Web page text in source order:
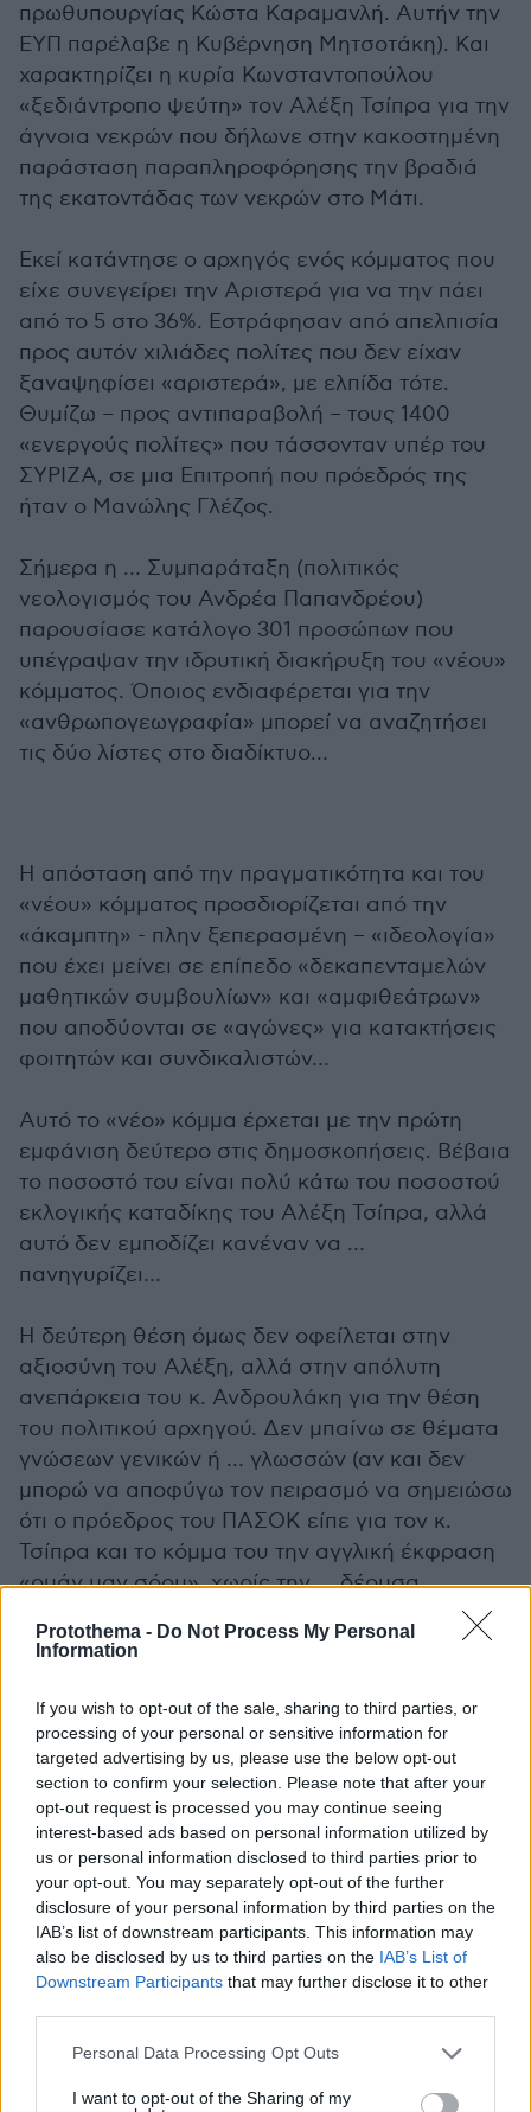
Protothema - Do Not Process My Personal
Information
If you wish to opt-out of the sale, sharing to third parties, or
processing of your personal or sensitive information for
targeted advertising by us, please use the below opt-out
section to confirm your selection. Please note that after your
opt-out request is processed you may continue seeing
interest-based ads based on personal information utilized by
us or personal information disclosed to third parties prior to
your opt-out. You may separately opt-out of the further
disclosure of your personal information by third parties on the
IAB’s list of downstream participants. This information may
also be disclosed by us to third parties on the IAB’s List of
Downstream Participants that may further disclose it to other
Please note that this website/app uses one or more Google
not limited to your visit or usage behaviour. You may click to
Personal Data Processing Opt Outs
I want to opt-out of the Sharing of my
πρωθυπουργίας Κώστα Καραμανλή. Αυτήν την
ΕΥΠ παρέλαβε η Κυβέρνηση Μητσοτάκη). Και
χαρακτηρίζει η κυρία Κωνσταντοπούλου
«ξεδιάντροπο ψεύτη» τον Αλέξη Τσίπρα για την
άγνοια νεκρών που δήλωνε στην κακοστημένη
παράσταση παραπληροφόρησης την βραδιά
της εκατοντάδας των νεκρών στο Μάτι.
Εκεί κατάντησε ο αρχηγός ενός κόμματος που
είχε συνεγείρει την Αριστερά για να την πάει
από το 5 στο 36%. Εστράφησαν από απελπισία
προς αυτόν χιλιάδες πολίτες που δεν είχαν
ξαναψηφίσει «αριστερά», με ελπίδα τότε.
Θυμίζω – προς αντιπαραβολή – τους 1400
«ενεργούς πολίτες» που τάσσονταν υπέρ του
ΣΥΡΙΖΑ, σε μια Επιτροπή που πρόεδρός της
ήταν ο Μανώλης Γλέζος.
Σήμερα η … Συμπαράταξη (πολιτικός
νεολογισμός του Ανδρέα Παπανδρέου)
παρουσίασε κατάλογο 301 προσώπων που
υπέγραψαν την ιδρυτική διακήρυξη του «νέου»
κόμματος. Όποιος ενδιαφέρεται για την
«ανθρωπογεωγραφία» μπορεί να αναζητήσει
τις δύο λίστες στο διαδίκτυο…
Η απόσταση από την πραγματικότητα και του
«νέου» κόμματος προσδιορίζεται από την
«άκαμπτη» - πλην ξεπερασμένη – «ιδεολογία»
που έχει μείνει σε επίπεδο «δεκαπενταμελών
μαθητικών συμβουλίων» και «αμφιθεάτρων»
που αποδύονται σε «αγώνες» για κατακτήσεις
φοιτητών και συνδικαλιστών…
Αυτό το «νέο» κόμμα έρχεται με την πρώτη
εμφάνιση δεύτερο στις δημοσκοπήσεις. Βέβαια
το ποσοστό του είναι πολύ κάτω του ποσοστού
εκλογικής καταδίκης του Αλέξη Τσίπρα, αλλά
αυτό δεν εμποδίζει κανέναν να …
πανηγυρίζει…
Η δεύτερη θέση όμως δεν οφείλεται στην
αξιοσύνη του Αλέξη, αλλά στην απόλυτη
ανεπάρκεια του κ. Ανδρουλάκη για την θέση
του πολιτικού αρχηγού. Δεν μπαίνω σε θέματα
γνώσεων γενικών ή … γλωσσών (αν και δεν
μπορώ να αποφύγω τον πειρασμό να σημειώσω
ότι ο πρόεδρος του ΠΑΣΟΚ είπε για τον κ.
Τσίπρα και το κόμμα του την αγγλική έκφραση
«ουάν μαν σόου», χωρίς την … δέουσα
προφορά και σαν να … πηδούσε τριπλούν). Το
κύριο κριτήριο της ακαταλληλότητας του κ.
«αρχηγικού στοιχείου». Δεν έχει διορατικότητα.
Κάνει κάτι, ο,τιδήποτε, χωρίς να υπολογίζει και
να «βλέπει» τι φέρνει αυτό το «κάτι». Απόδειξη:
Υιοθέτησε την πρόταση Δούκα και έγινε αυτή
(διεύρυνση προς τα Αριστερά και συνεργασία)
θέση και απόφαση του Συνεδρίου. Και τώρα ο
κ. Δούκας προτείνει συνεργασία με τον Τσίπρα
και πάει να αποδιαλυθεί το ΠΑΣΟΚ… Τι
διεργασίες θα έχει η σχετική συζήτηση στο
κόμμα θα το δούμε τους προσεχείς μήνες,
ανεξαρτήτως συσκέψεων και κομματικών
αποφάσεων… Πάει, λοιπόν, χάνεται, ως
συνταράσσεται όχι μόνο στο άκουσμα του